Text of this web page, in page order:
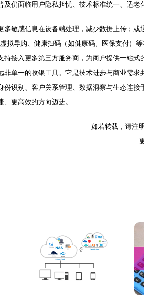
及仍面临用户隐私担忧、技术标准统一、适
多敏感信息在设备端处理，减少数据上传；或
拟导购、健康扫码（如健康码、医保支付）
持接入更多第三方服务商，为商户提供一站式
非单一的收银工具。它是技术进步与商业需
份识别、客户关系管理、数据洞察与生态连
更高效的方向迈进。
如若转载，请注